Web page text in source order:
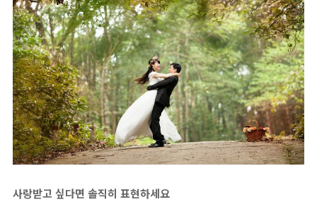
사랑받고 싶다면 솔직히 표현하세요